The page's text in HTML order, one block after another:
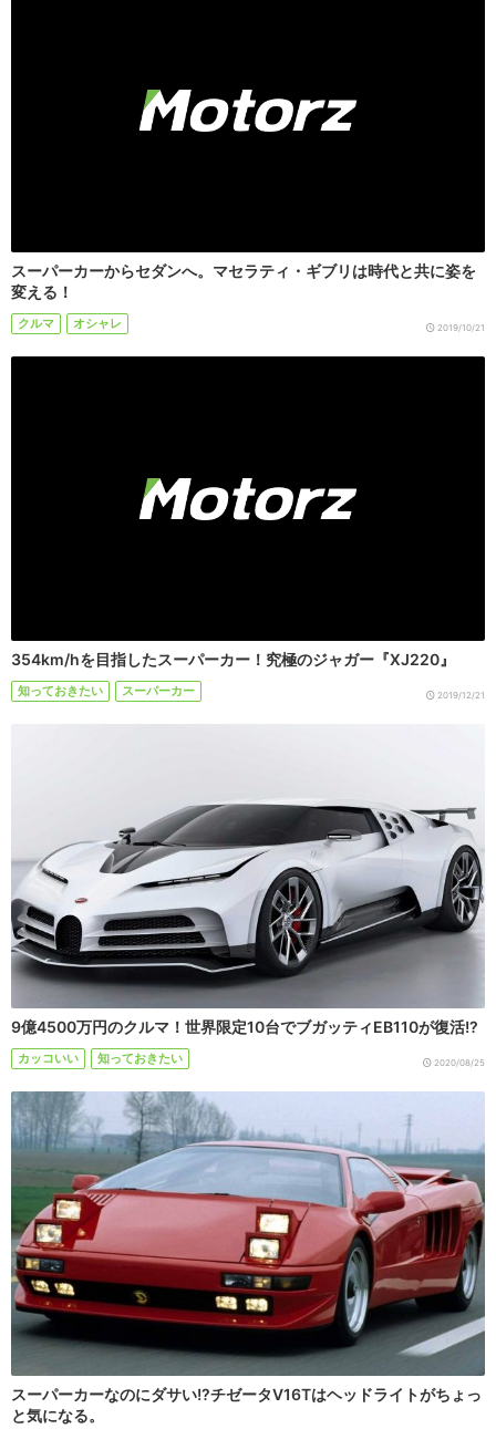
スーパーカーからセダンへ。マセラティ・ギブリは時代と共に姿を
変える！
クルマ オシャレ 2019/10/21
354km/hを目指したスーパーカー！究極のジャガー『XJ220』
知っておきたい スーパーカー 2019/12/21
9億4500万円のクルマ！世界限定10台でブガッティEB110が復活!?
カッコいい 知っておきたい 2020/08/25
スーパーカーなのにダサい!?チゼータV16Tはヘッドライトがちょっ
と気になる。